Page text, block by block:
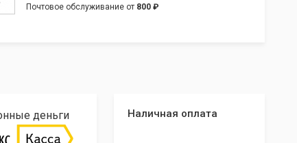
Почтовое обслуживание от 800 ₽
деньги Наличная оплата